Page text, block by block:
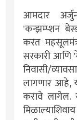
आमदार
'कन्झम्प्शन
करत
सरकारी आणि
निवासी/
लागणार आहे,
करावे लागेल.